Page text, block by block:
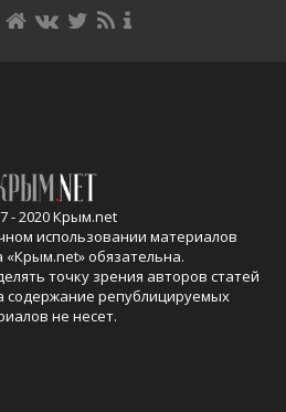
- 2020 Крым.net
использовании материалов
«Крым.net» обязательна.
точку зрения авторов статей
содержание републицируемых
не несет.